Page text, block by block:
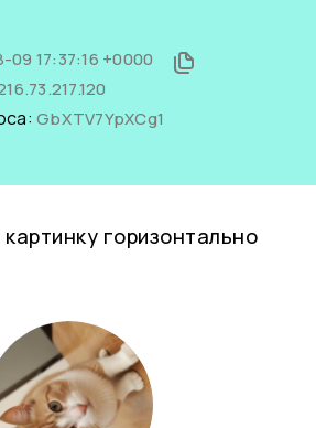
17:37:16 +0000
GbXTV7YpXCg1
горизонтально